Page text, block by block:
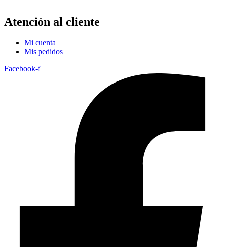
Atención al cliente
Mi cuenta
Mis pedidos
Facebook-f